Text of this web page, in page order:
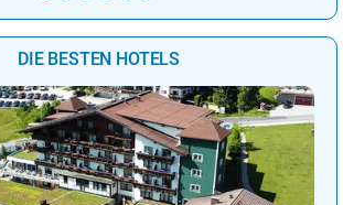
DIE BESTEN HOTELS